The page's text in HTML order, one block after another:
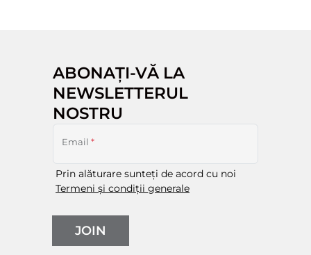
ABONAȚI-VĂ LA
NEWSLETTERUL
NOSTRU
Email *
Prin alăturare sunteți de acord cu noi
Termeni și condiții generale
JOIN